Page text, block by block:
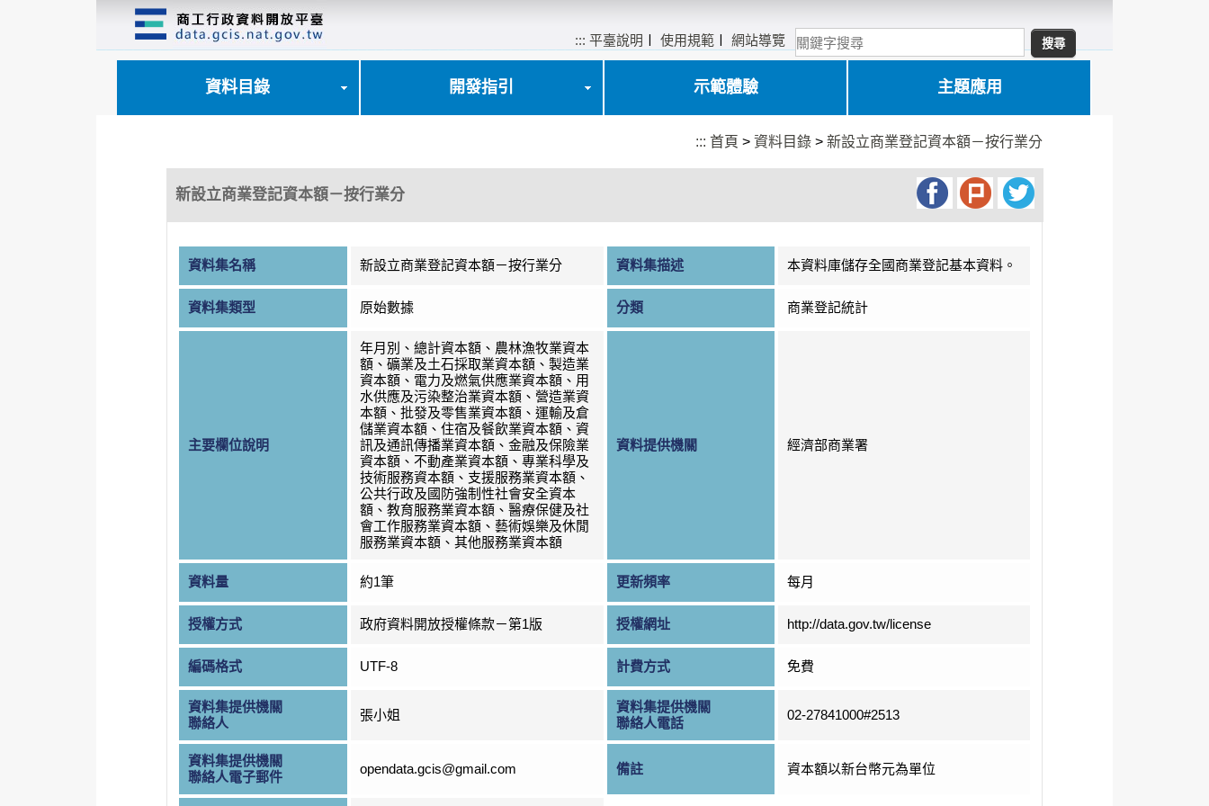
::: 平臺說明 〡使用規範 〡網站導覽
資料目錄 開發指引 示範體驗 主題應用
::: 首頁 >資料目錄 >新設立商業登記資本額－按行業分
新設立商業登記資本額－按行業分
資料集名稱 新設立商業登記資本額－按行業分 資料集描述 本資料庫儲存全國商業登記基本資料。
資料集類型 原始數據 分類 商業登記統計
主要欄位說明
年月別、總計資本額、農林漁牧業資本
額、礦業及土石採取業資本額、製造業
資本額、電力及燃氣供應業資本額、用
水供應及污染整治業資本額、營造業資
本額、批發及零售業資本額、運輸及倉
儲業資本額、住宿及餐飲業資本額、資
訊及通訊傳播業資本額、金融及保險業
資本額、不動產業資本額、專業科學及
技術服務資本額、支援服務業資本額、
公共行政及國防強制性社會安全資本
額、教育服務業資本額、醫療保健及社
會工作服務業資本額、藝術娛樂及休閒
服務業資本額、其他服務業資本額
資料提供機關 經濟部商業署
資料量 約1筆 更新頻率 每月
授權方式 政府資料開放授權條款－第1版 授權網址 http://data.gov.tw/license
編碼格式 UTF-8 計費方式 免費
資料集提供機關
聯絡人
張小姐
資料集提供機關
聯絡人電話
02-27841000#2513
資料集提供機關
聯絡人電子郵件
opendata.gcis@gmail.com 備註 資本額以新台幣元為單位